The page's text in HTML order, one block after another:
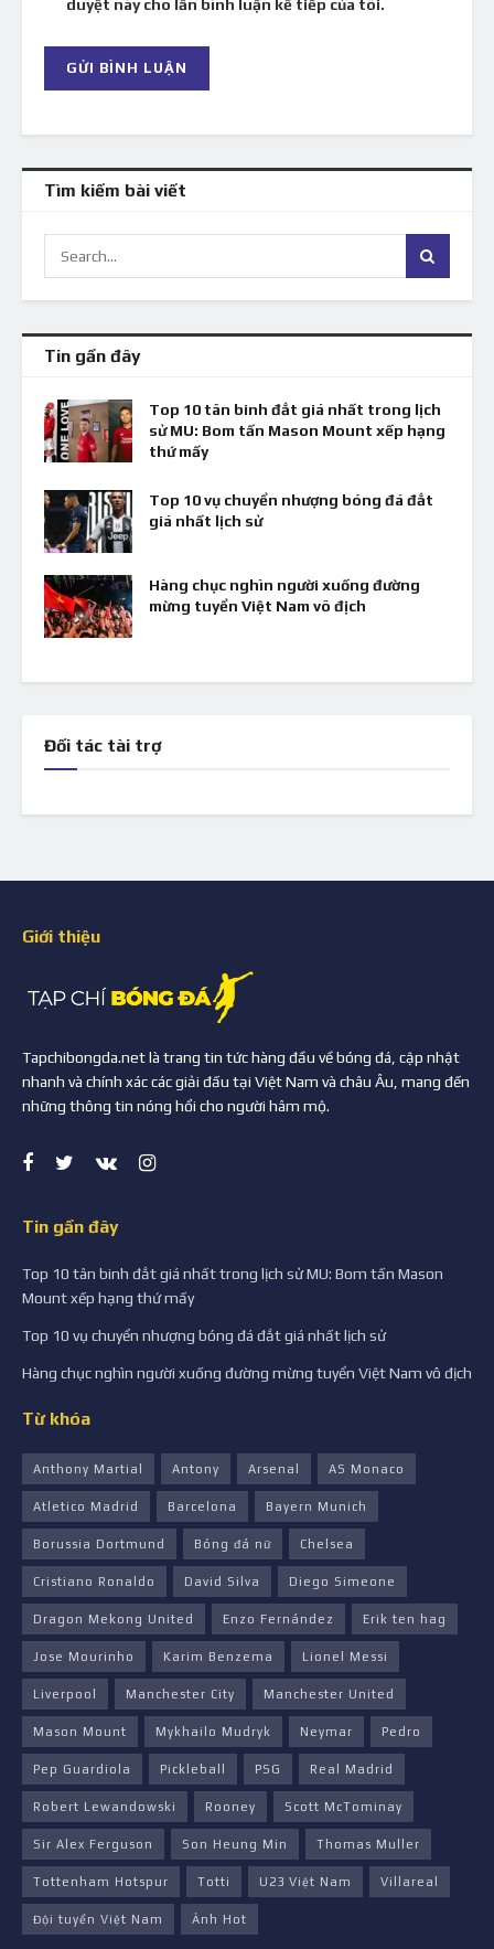
duyệt này cho lần bình luận kế tiếp của tôi.
Tìm kiếm bài viết
Tin gần đây
Top 10 tân binh đắt giá nhất trong lịch
sử MU: Bom tấn Mason Mount xếp hạng
thứ mấy
Top 10 vụ chuyển nhượng bóng đá đắt
giá nhất lịch sử
Hàng chục nghìn người xuống đường
mừng tuyển Việt Nam vô địch
Đối tác tài trợ
Giới thiệu
Tapchibongda.net là trang tin tức hàng đầu về bóng đá, cập nhật
nhanh và chính xác các giải đấu tại Việt Nam và châu Âu, mang đến
những thông tin nóng hổi cho người hâm mộ.
Tin gần đây
Top 10 tân binh đắt giá nhất trong lịch sử MU: Bom tấn Mason
Mount xếp hạng thứ mấy
Top 10 vụ chuyển nhượng bóng đá đắt giá nhất lịch sử
Hàng chục nghìn người xuống đường mừng tuyển Việt Nam vô địch
Từ khóa
Anthony Martial Antony Arsenal AS Monaco
Atletico Madrid Barcelona Bayern Munich
Borussia Dortmund Bóng đá nữ Chelsea
Cristiano Ronaldo David Silva Diego Simeone
Dragon Mekong United Enzo Fernández Erik ten hag
Jose Mourinho Karim Benzema Lionel Messi
Liverpool Manchester City Manchester United
Mason Mount Mykhailo Mudryk Neymar Pedro
Pep Guardiola Pickleball PSG Real Madrid
Robert Lewandowski Rooney Scott McTominay
Sir Alex Ferguson Son Heung Min Thomas Muller
Tottenham Hotspur Totti U23 Việt Nam Villareal
Đội tuyển Việt Nam Ảnh Hot